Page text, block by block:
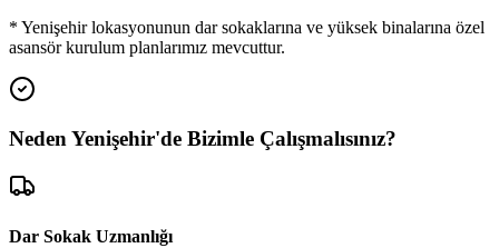
* Yenişehir lokasyonunun dar sokaklarına ve yüksek binalarına özel
asansör kurulum planlarımız mevcuttur.
NedenYenişehir'de Bizimle Çalışmalısınız?
Dar Sokak Uzmanlığı